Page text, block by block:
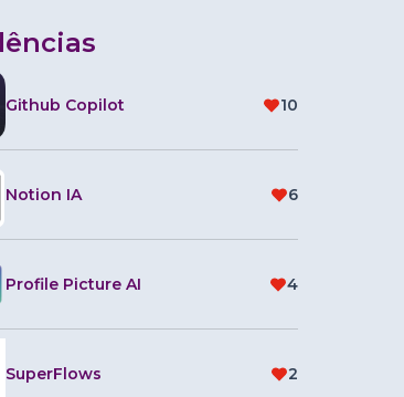
Github Copilot 10
Notion IA 6
Profile Picture AI 4
SuperFlows 2